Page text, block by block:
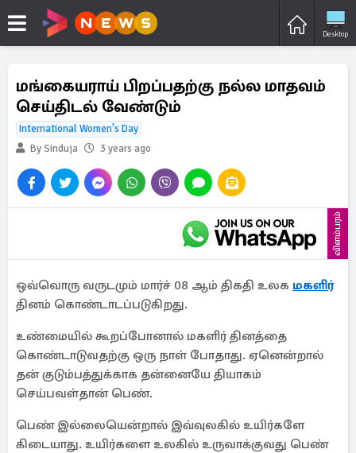
Desktop
மங்கையராய் பிறப்பதற்கு நல்ல மாதவம்
செய்திடல் வேண்டும்
International Women's Day
By Sinduja
3 years ago
விளம்பரம்
ஒவ்வொரு வருடமும் மார்ச் 08 ஆம் திகதி உலக மகளிர்
தினம் கொண்டாடப்படுகிறது.
உண்மையில் கூறப்போனால் மகளிர் தினத்தை
கொண்டாடுவதற்கு ஒரு நாள் போதாது. ஏனென்றால்
தன் குடும்பத்துக்காக தன்னையே தியாகம்
செய்பவள்தான் பெண்.
பெண் இல்லையென்றால் இவ்வுலகில் உயிர்களே
கிடையாது. உயிர்களை உலகில் உருவாக்குவது பெண்